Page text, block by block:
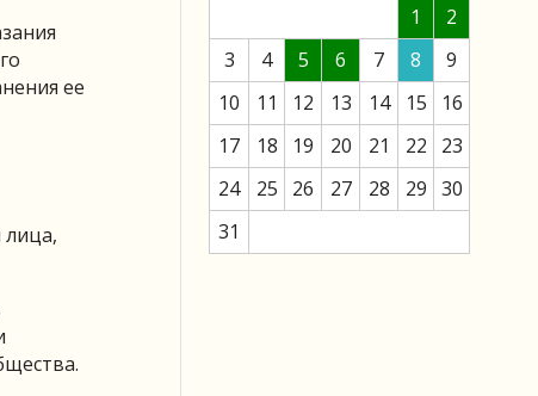
ее
лица,
1
2
3
4 5 6 7 8
9
10
11 12 13 14 15
16
17
18 19 20 21 22
23
24
25 26 27 28 29 30
31